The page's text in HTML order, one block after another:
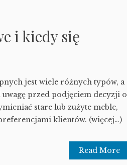
i kiedy się
jest wiele różnych typów, a
przed podjęciem decyzji o
stare lub zużyte meble,
klientów. (więcej…)
Read More